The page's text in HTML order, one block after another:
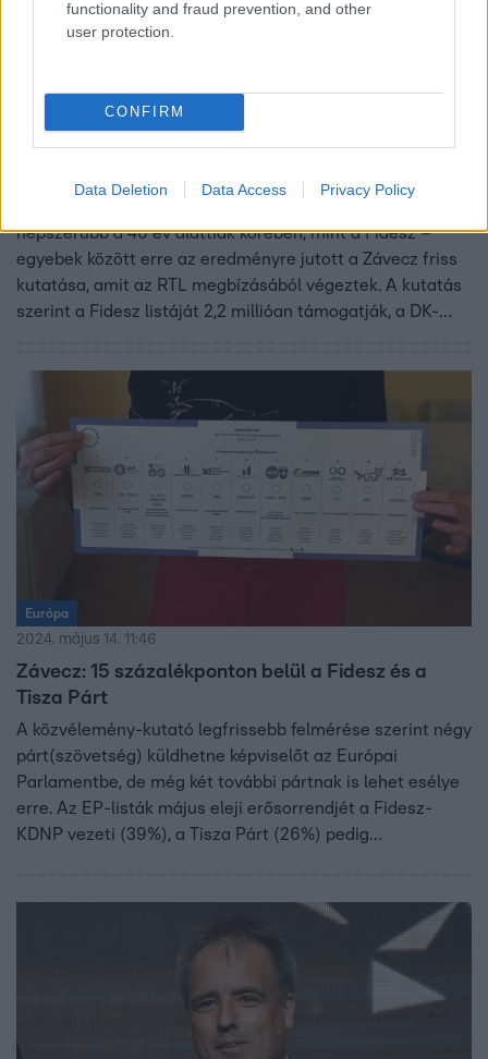
functionality and fraud prevention, and other
user protection.
CONFIRM
Data Deletion Data Access Privacy Policy
Híradó
2024. május 14. 17:32
Másfél millió szavazója lehet a Tisza Pártnak, a
népszerűbb a 40 év alattiak körében, mint a Fidesz –
egyebek között erre az eredményre jutott a Závecz friss
kutatása, amit az RTL megbízásából végeztek. A kutatás
szerint a Fidesz listáját 2,2 millióan támogatják, a DK-
DK-MSZP-Párbeszéd pedig 17 százalékon áll. Rajtuk kívül
még a Mi Hazánknak van nagy esélye képviselőt küldeni
az Európai Parlamentbe. A Momentum mindkét meglévő
mandátumát elbukhatja.
Európa
2024. május 14. 11:46
Závecz: 15 százalékponton belül a Fidesz és a
Tisza Párt
A közvélemény-kutató legfrissebb felmérése szerint négy
párt(szövetség) küldhetne képviselőt az Európai
Parlamentbe, de még két további pártnak is lehet esélye
erre. Az EP-listák május eleji erősorrendjét a Fidesz-
KDNP vezeti (39%), a Tisza Párt (26%) pedig
Závecz Research kutatásából, melyet az RTL
megbízásából készített.